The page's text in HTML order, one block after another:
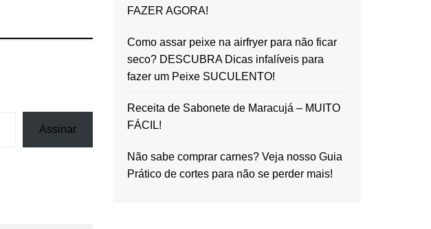
Assinar
FAZER AGORA!
Como assar peixe na airfryer para não ficar
seco? DESCUBRA Dicas infalíveis para
fazer um Peixe SUCULENTO!
Receita de Sabonete de Maracujá – MUITO
FÁCIL!
Não sabe comprar carnes? Veja nosso Guia
Prático de cortes para não se perder mais!